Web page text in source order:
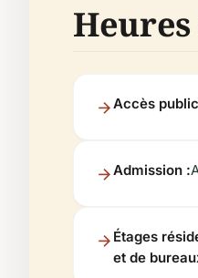
Accès
Admission :
Étages
et de